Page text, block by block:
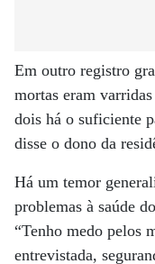
Em outro registro
mortas eram
dois há o suficiente
disse o dono da
Há um temor
problemas à saúde
“Tenho medo pelos
entrevistada,